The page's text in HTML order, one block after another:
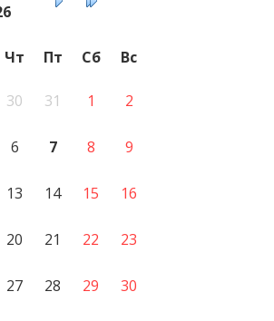
Чт Пт Сб Вс
30 31 1 2
6 7 8 9
13 14 15 16
20 21 22 23
27 28 29 30